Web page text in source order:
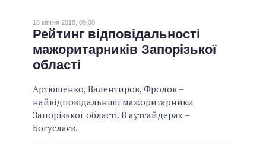
16 квітня 2018, 09:00
Рейтинг відповідальності
мажоритарників Запорізької
області
Артюшенко, Валентиров, Фролов –
найвідповідальніші мажоритарники
Запорізької області. В аутсайдерах –
Богуслаєв.